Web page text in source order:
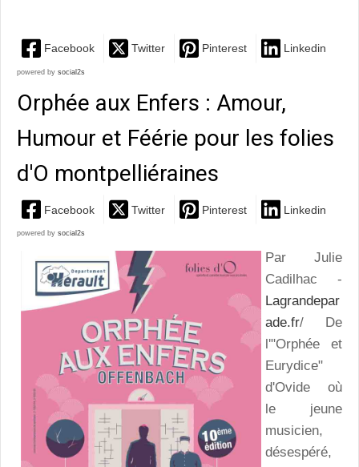
Facebook Twitter Pinterest Linkedin
powered by social2s
Orphée aux Enfers : Amour,
Humour et Féérie pour les folies
d'O montpelliéraines
Facebook Twitter Pinterest Linkedin
powered by social2s
Par Julie
Cadilhac -
Lagrandepar
ade.fr/ De
l'"Orphée et
Eurydice"
d'Ovide où
le jeune
musicien,
désespéré,